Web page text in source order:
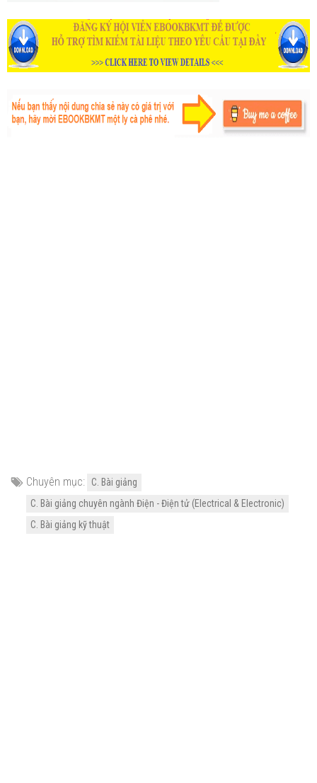
Chuyên mục:
C. Bài giảng
C. Bài giảng chuyên ngành Điện - Điện tử (Electrical & Electronic)
C. Bài giảng kỹ thuật